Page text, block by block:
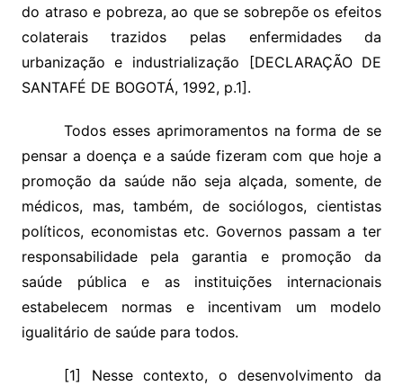
do atraso e pobreza, ao que se sobrepõe os efeitos
colaterais trazidos pelas enfermidades da
urbanização e industrialização [DECLARAÇÃO DE
SANTAFÉ DE BOGOTÁ, 1992, p.1].
Todos esses aprimoramentos na forma de se
pensar a doença e a saúde fizeram com que hoje a
promoção da saúde não seja alçada, somente, de
médicos, mas, também, de sociólogos, cientistas
políticos, economistas etc. Governos passam a ter
responsabilidade pela garantia e promoção da
saúde pública e as instituições internacionais
estabelecem normas e incentivam um modelo
igualitário de saúde para todos.
[1] Nesse contexto, o desenvolvimento da